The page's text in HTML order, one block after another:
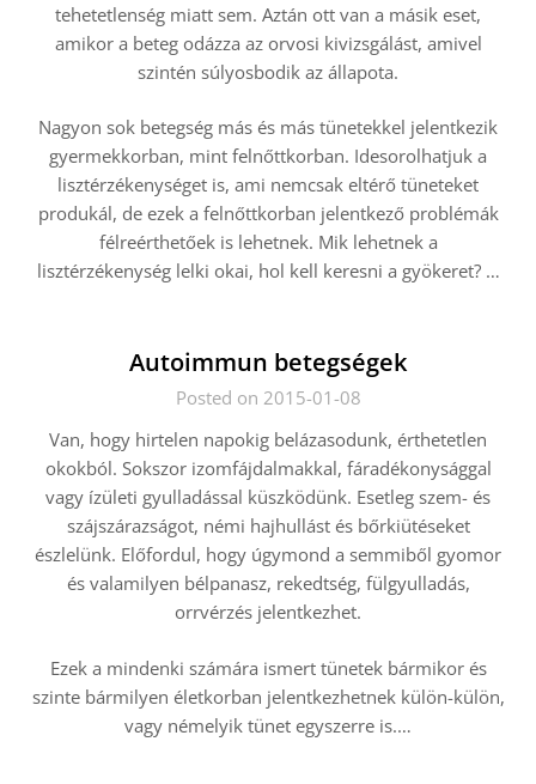
tehetetlenség miatt sem. Aztán ott van a másik eset,
amikor a beteg odázza az orvosi kivizsgálást, amivel
szintén súlyosbodik az állapota.
Nagyon sok betegség más és más tünetekkel jelentkezik
gyermekkorban, mint felnőttkorban. Idesorolhatjuk a
lisztérzékenységet is, ami nemcsak eltérő tüneteket
produkál, de ezek a felnőttkorban jelentkező problémák
félreérthetőek is lehetnek. Mik lehetnek a
lisztérzékenység lelki okai, hol kell keresni a gyökeret? …
Autoimmun betegségek
Posted on 2015-01-08
Van, hogy hirtelen napokig belázasodunk, érthetetlen
okokból. Sokszor izomfájdalmakkal, fáradékonysággal
vagy ízületi gyulladással küszködünk. Esetleg szem- és
szájszárazságot, némi hajhullást és bőrkiütéseket
észlelünk. Előfordul, hogy úgymond a semmiből gyomor
és valamilyen bélpanasz, rekedtség, fülgyulladás,
orrvérzés jelentkezhet.
Ezek a mindenki számára ismert tünetek bármikor és
szinte bármilyen életkorban jelentkezhetnek külön-külön,
vagy némelyik tünet egyszerre is.…